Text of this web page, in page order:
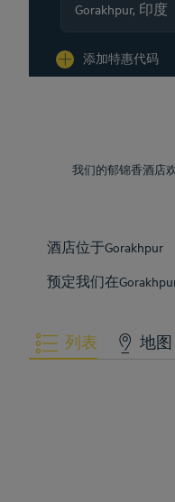
添加特惠代码
我们的郁锦香酒店
酒店位于Gorakhpur
预定我们在
列表 地图